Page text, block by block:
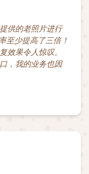
供的老照片进行
至少提高了三倍！
效果令人惊叹。
，我的业务也因